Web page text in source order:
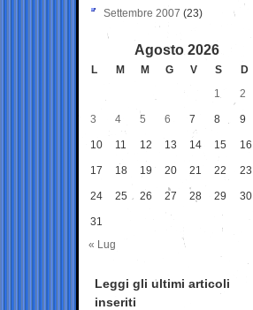
Settembre 2007 (23)
Agosto 2026
L M M G V S
D
1
2
3 4 5 6 7 8 9
10 11 12 13 14 15 16
17 18 19 20 21 22 23
24 25 26 27 28 29 30
31
« Lug
Leggi gli ultimi articoli
inseriti